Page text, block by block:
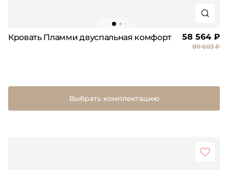
Кровать Пламми двуспальная комфорт 58 564 ₽
80 603 ₽
Выбрать комплектацию